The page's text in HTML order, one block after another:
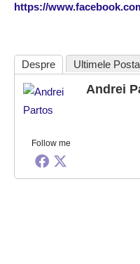
https://
Despre Ultimele
Follow me
Andrei